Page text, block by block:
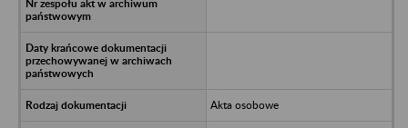
Akta osobowe